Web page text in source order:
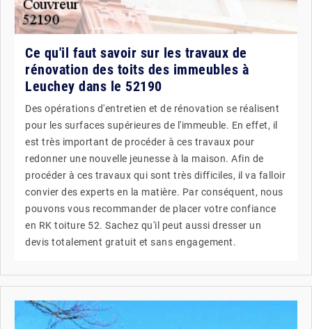
Ce qu'il faut savoir sur les travaux de
rénovation des toits des immeubles à
Leuchey dans le 52190
Des opérations d'entretien et de rénovation se réalisent
pour les surfaces supérieures de l'immeuble. En effet, il
est très important de procéder à ces travaux pour
redonner une nouvelle jeunesse à la maison. Afin de
procéder à ces travaux qui sont très difficiles, il va falloir
convier des experts en la matière. Par conséquent, nous
pouvons vous recommander de placer votre confiance
en RK toiture 52. Sachez qu'il peut aussi dresser un
devis totalement gratuit et sans engagement.